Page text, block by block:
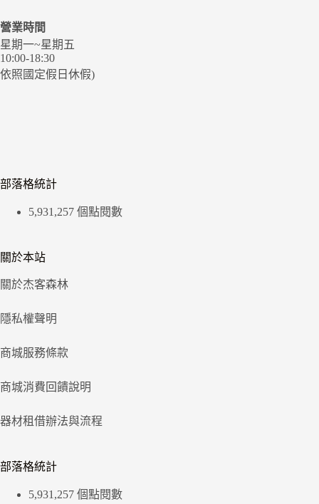
營業時間
星期一~星期五
10:00-18:30
依照國定假日休假)
部落格統計
5,931,257 個點閱數
關於本站
關於杰客森林
隱私權聲明
商城服務條款
商城消費回饋說明
器材租借辦法與流程
部落格統計
5,931,257 個點閱數